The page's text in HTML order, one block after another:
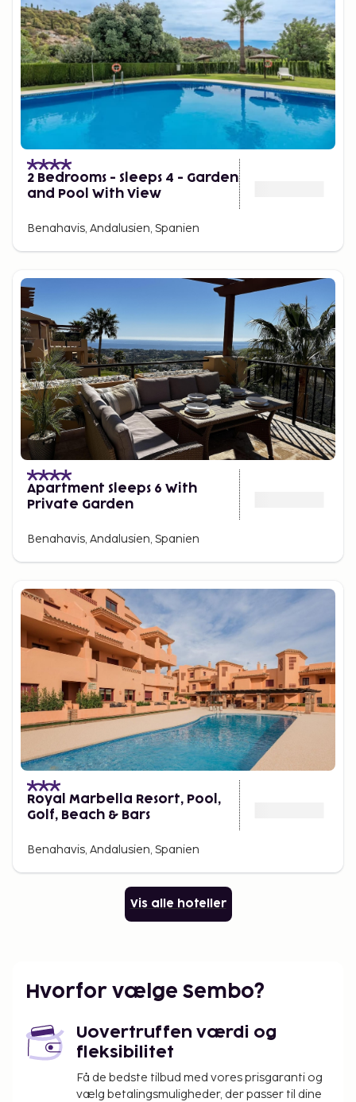
2 Bedrooms - Sleeps 4 - Garden
and Pool With View
Benahavis, Andalusien, Spanien
Apartment Sleeps 6 With
Private Garden
Benahavis, Andalusien, Spanien
Royal Marbella Resort, Pool,
Golf, Beach & Bars
Benahavis, Andalusien, Spanien
Vis alle hoteller
Hvorfor vælge Sembo?
Uovertruffen værdi og
fleksibilitet
Få de bedste tilbud med vores prisgaranti og
vælg betalingsmuligheder, der passer til dine